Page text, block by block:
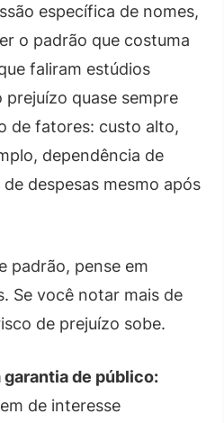
específica de nomes,
o padrão que costuma
faliram estúdios
quase sempre
de fatores: custo alto,
dependência de
despesas mesmo após
padrão, pense em
Se você notar mais de
de prejuízo sobe.
de público:
de interesse